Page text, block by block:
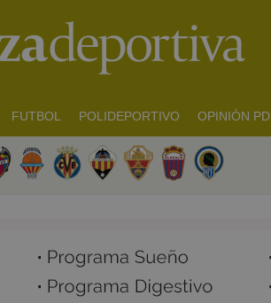
FUTBOL POLIDEPORTIVO OPINIÓN PD